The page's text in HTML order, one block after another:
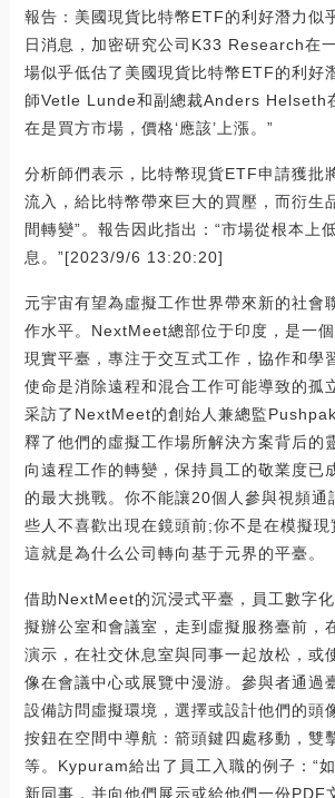
報告：美國現貨比特幣ETF的利好潛力似
日消息，加密研究公司K33 Research在
場似乎低估了美國現貨比特幣ETF的利好
師Vetle Lunde和副總裁Anders Helseth
在是買方市場，價格‘應該’上漲。”
分析師們表示，比特幣現貨ETF申請獲批
流入，給比特幣帶來巨大的買壓，而衍生
間轉變”。報告因此指出：“市場從根本上
息。”[2023/9/6 13:20:20]
元宇宙有望為虛擬工作世界帶來新的社會
作水平。NextMeet總部位于印度，是一
現實平臺，專注于交互式工作，協作和學
使命是消除遠程和混合工作可能導致的孤
采訪了NextMeet的創始人兼總監
釋了他們的虛擬工作場所解決方案背后的
向遠程工作的轉變，保持員工的敬業度已
的最大挑戰。你不能讓20個人參與視頻通
些人不喜歡出現在鏡頭前;你不是在模擬現
這就是為什么公司轉向基于元界的平臺。
借助NextMeet的沉浸式平臺，員工數字
擬辦公室和會議室，走到虛擬服務臺前，
演示，在社交休息室與同事一起放松，或
像在會議中心或展覽中漫游。參與者通過
設備訪問虛擬環境，選擇或設計他們的頭
按鈕在空間中導航：箭頭鍵四處移動，雙
等。Kypuram給出了員工入職的例子：“
新同事，并向他們展示或給他們一份PDF